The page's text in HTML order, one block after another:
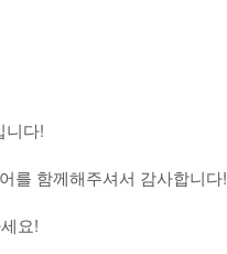
니다!
를 함께해주셔서 감사합니다!
요!